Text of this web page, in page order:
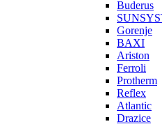
Buderus
Gorenje
BAXI
Ariston
Ferroli
Protherm
Reflex
Atlantic
Drazice